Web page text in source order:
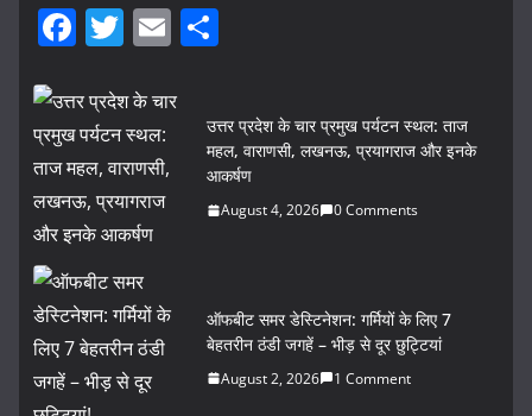
F
c
e
b
o
o
k
T
itt
er
E
ai
e
उत्तर प्रदेश के चार प्रमुख पर्यटन स्थल: ताज
महल, वाराणसी, लखनऊ, प्रयागराज और इनके
आकर्षण
August 4, 2026 0 Comments
ऑफबीट समर डेस्टिनेशन: गर्मियों के लिए 7
बेहतरीन ठंडी जगहें – भीड़ से दूर छुट्टियां
August 2, 2026 1 Comment